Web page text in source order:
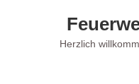
Herzlich